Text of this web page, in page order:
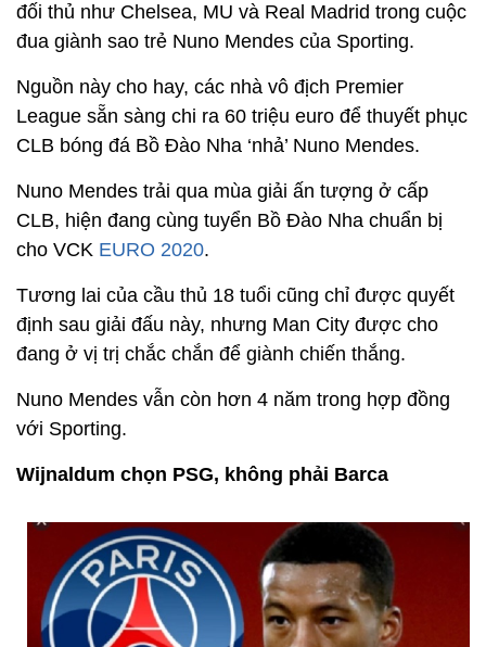
đối thủ như Chelsea, MU và Real Madrid trong cuộc
đua giành sao trẻ Nuno Mendes của Sporting.
Nguồn này cho hay, các nhà vô địch Premier
League sẵn sàng chi ra 60 triệu euro để thuyết phục
CLB bóng đá Bồ Đào Nha ‘nhả’ Nuno Mendes.
Nuno Mendes trải qua mùa giải ấn tượng ở cấp
CLB, hiện đang cùng tuyển Bồ Đào Nha chuẩn bị
cho VCK EURO 2020.
Tương lai của cầu thủ 18 tuổi cũng chỉ được quyết
định sau giải đấu này, nhưng Man City được cho
đang ở vị trị chắc chắn để giành chiến thắng.
Nuno Mendes vẫn còn hơn 4 năm trong hợp đồng
với Sporting.
Wijnaldum chọn PSG, không phải Barca